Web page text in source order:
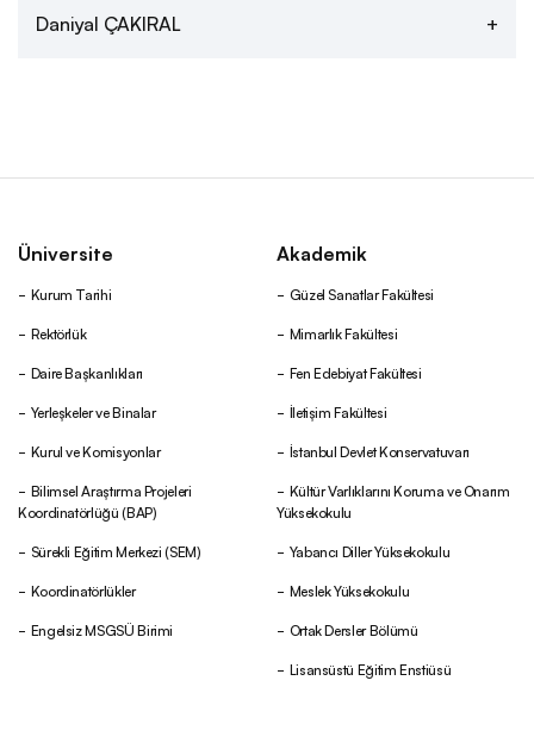
Daniyal ÇAKIRAL
Üniversite
Kurum Tarihi
Rektörlük
Daire Başkanlıkları
Yerleşkeler ve Binalar
Kurul ve Komisyonlar
Bilimsel Araştırma Projeleri
Koordinatörlüğü (BAP)
Sürekli Eğitim Merkezi (SEM)
Koordinatörlükler
Engelsiz MSGSÜ Birimi
Akademik
Güzel Sanatlar Fakültesi
Mimarlık Fakültesi
Fen Edebiyat Fakültesi
İletişim Fakültesi
İstanbul Devlet Konservatuvarı
Kültür Varlıklarını Koruma ve Onarım
Yüksekokulu
Yabancı Diller Yüksekokulu
Meslek Yüksekokulu
Ortak Dersler Bölümü
Lisansüstü Eğitim Enstiüsü